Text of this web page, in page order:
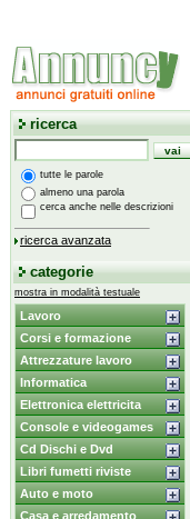
ricerca
tutte le parole
almeno una parola
cerca anche nelle descrizioni
ricerca avanzata
categorie
mostra in modalità testuale
Lavoro
Corsi e formazione
Attrezzature lavoro
Informatica
Elettronica elettricita
Console e videogames
Cd Dischi e Dvd
Libri fumetti riviste
Auto e moto
Casa e arredamento